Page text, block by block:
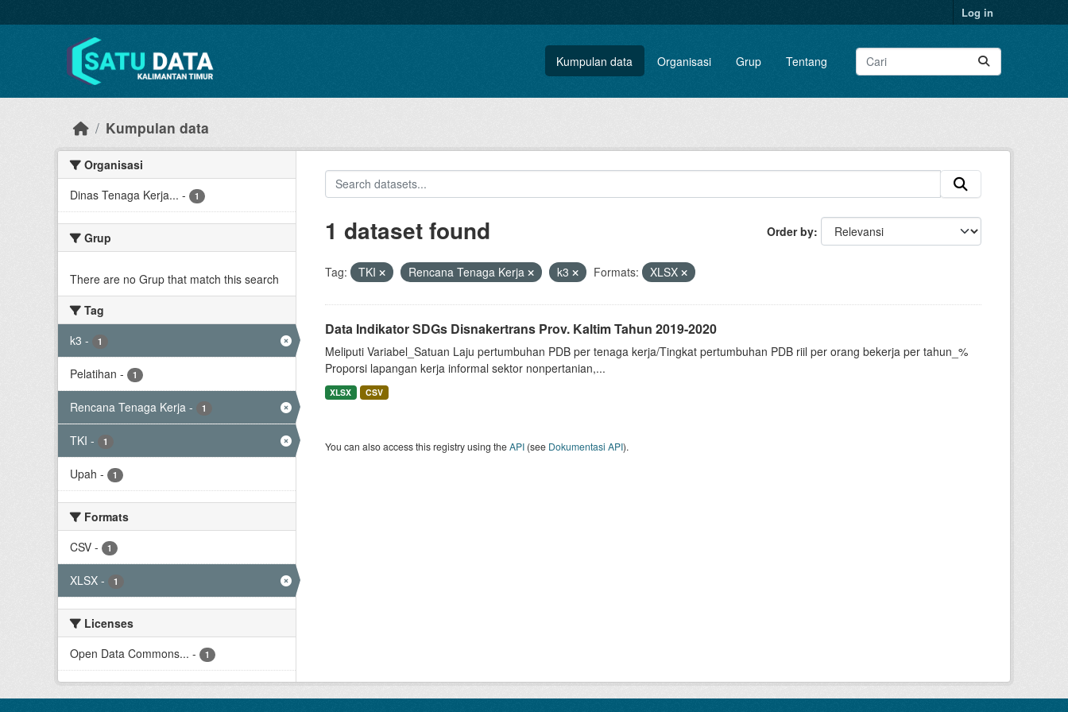
Log in
Kumpulan data Organisasi Grup Tentang
Kumpulan data
Organisasi
Dinas Tenaga Kerja... - 1
Grup
There are no Grup that match this search
Tag
k3 - 1
Pelatihan - 1
Rencana Tenaga Kerja - 1
TKI - 1
Upah - 1
Formats
CSV - 1
XLSX - 1
Licenses
Open Data Commons... - 1
Order by
1 dataset found
Tag: TKI Rencana Tenaga Kerja k3 Formats: XLSX
Data Indikator SDGs Disnakertrans Prov. Kaltim Tahun 2019-2020
Meliputi Variabel_Satuan Laju pertumbuhan PDB per tenaga kerja/Tingkat pertumbuhan PDB riil per orang bekerja per tahun_%
Proporsi lapangan kerja informal sektor nonpertanian,...
XLSX CSV
You can also access this registry using theAPI(see Dokumentasi API).